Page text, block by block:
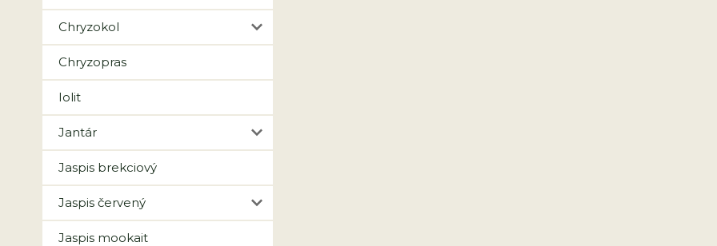
Chryzokol
Chryzopras
Iolit
Jantár
Jaspis brekciový
Jaspis červený
Jaspis mookait